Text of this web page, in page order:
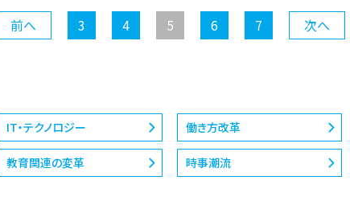
前へ 3 4 5 6 7 次へ
IT・テクノロジー 働き方改革
教育関連の変革 時事潮流